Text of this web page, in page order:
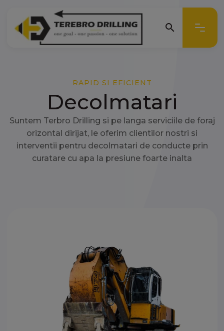
search search
RAPID SI EFICIENT
Decolmatari
Suntem Terbro Drilling si pe langa serviciile de foraj
orizontal dirijat, le oferim clientilor nostri si
interventii pentru decolmatari de conducte prin
curatare cu apa la presiune foarte inalta